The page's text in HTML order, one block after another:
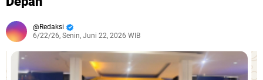
Redaksi
6/22/26, Senin, Juni 22, 2026 WIB